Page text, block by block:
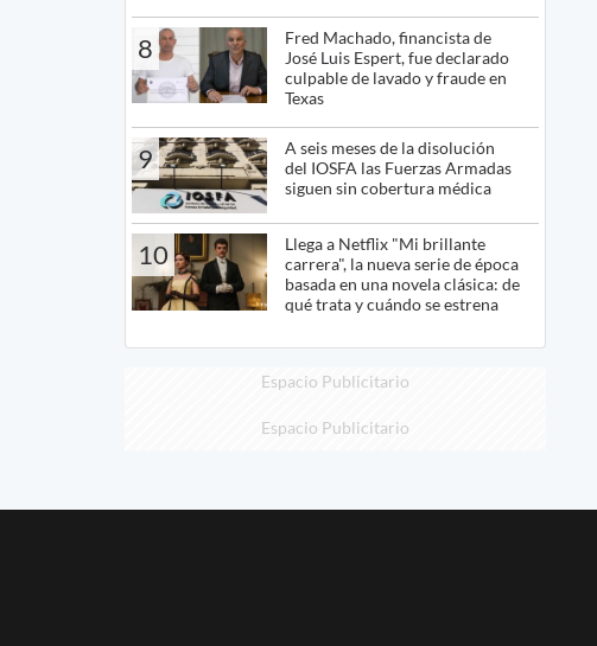
8
Fred Machado, financista de
José Luis Espert, fue declarado
culpable de lavado y fraude en
Texas
9
A seis meses de la disolución
del IOSFA las Fuerzas Armadas
siguen sin cobertura médica
10
Llega a Netflix "Mi brillante
carrera", la nueva serie de época
basada en una novela clásica: de
qué trata y cuándo se estrena
Espacio Publicitario
Espacio Publicitario